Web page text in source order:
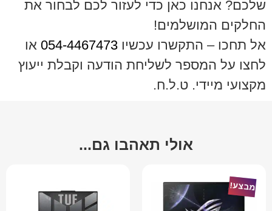
שלכם? אנחנו כאן כדי לעזור לכם לבחור את
החלקים המושלמים!
אל תחכו – התקשרו עכשיו 054-4467473 או
לחצו על המספר לשליחת הודעה וקבלת ייעוץ
מקצועי מיידי. ט.ל.ח.
אולי תאהבו גם...
מבצע!